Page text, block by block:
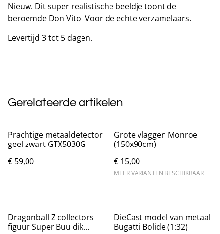
Nieuw. Dit super realistische beeldje toont de
beroemde Don Vito. Voor de echte verzamelaars.
Levertijd 3 tot 5 dagen.
Gerelateerde artikelen
Prachtige metaaldetector
geel zwart GTX5030G
€ 59,00
Grote vlaggen Monroe
(150x90cm)
€ 15,00
MEER VARIANTEN BESCHIKBAAR
Dragonball Z collectors
figuur Super Buu dik
DieCast model van metaal
Bugatti Bolide (1:32)